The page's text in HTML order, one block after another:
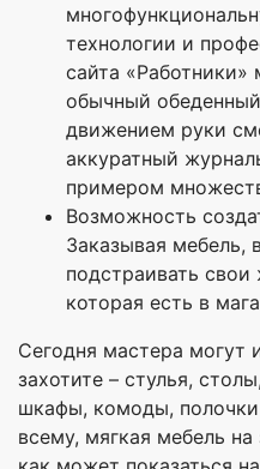
технологии и
сайта «Работники»
обычный
движением руки
аккуратный
примером
Возможность
Заказывая мебель,
подстраивать
которая есть в
Сегодня мастера могут
захотите – стулья,
шкафы, комоды,
всему, мягкая мебель на